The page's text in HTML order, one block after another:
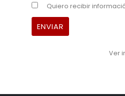
Quiero recibir
Ver